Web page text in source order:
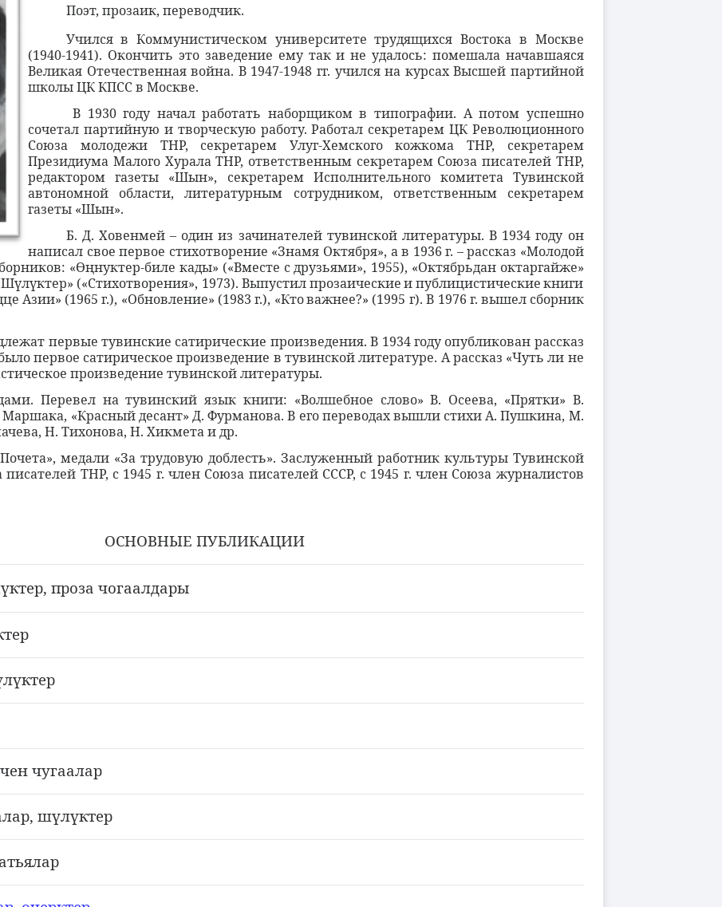
Поэт, прозаик, переводчик.
Учился в Коммунистическом университете трудящихся Востока в Москве
(1940-1941). Окончить это заведение ему так и не удалось: помешала начавшаяся
Великая Отечественная война. В 1947-1948 гг. учился на курсах Высшей партийной
школы ЦК КПСС в Москве.
В 1930 году начал работать наборщиком в типографии. А потом успешно
сочетал партийную и творческую работу. Работал секретарем ЦК Революционного
Союза молодежи ТНР, секретарем Улуг-Хемского кожкома ТНР, секретарем
Президиума Малого Хурала ТНР, ответственным секретарем Союза писателей ТНР,
редактором газеты «Шын», секретарем Исполнительного комитета Тувинской
автономной области, литературным сотрудником, ответственным секретарем
газеты «Шын».
Б. Д. Ховенмей – один из зачинателей тувинской литературы. В 1934 году он
написал свое первое стихотворение «Знамя Октября», а в 1936 г. – рассказ «Молодой
«Өңнуктер-биле кады» («Вместе с друзьями», 1955), «Октябрьдан октаргайже»
үлүктер» («Стихотворения», 1973).Выпустилпрозаическиеипублицистическиекниги
Азии» (1965г.), «Обновление» (1983г.), «Ктоважнее?» (1995 г).В 1976 г.вышел сборник
первые тувинские сатирические произведения. В 1934 году опубликован рассказ
первое сатирическое произведение в тувинской литературе. А рассказ «Чуть ли не
произведение тувинской литературы.
Перевел на тувинский язык книги: «Волшебное слово» В. Осеева, «Прятки» В.
Маршака, «Красный десант» Д. Фурманова. В его переводах вышли стихи А. Пушкина, М.
Н. Тихонова, Н. Хикмета и др.
медали «За трудовую доблесть». Заслуженный работник культуры Тувинской
ТНР, с 1945 г. член Союза писателей СССР, с 1945 г. член Союза журналистов
ОСНОВНЫЕ ПУБЛИКАЦИИ
үктер, проза чогаалдары
лүктер
чугаалар
шүлүктер